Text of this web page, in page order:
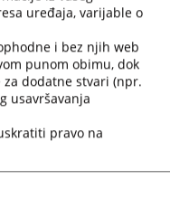
uređaja, varijable o
i bez njih web
punom obimu, dok
dodatne stvari (npr.
usavršavanja
pravo na